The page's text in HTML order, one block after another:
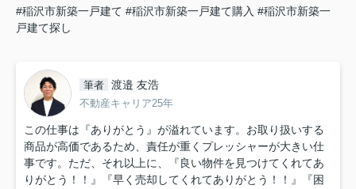
#稲沢市新築一戸建て #稲沢市新築一戸建て購入 #稲沢市新築一
戸建て探し
筆者 渡邉 友浩
不動産キャリア25年
この仕事は『ありがとう』が溢れています。お取り扱いする
商品が高価であるため、責任が重くプレッシャーが大きい仕
事です。ただ、それ以上に、『良い物件を見つけてくれてあ
りがとう！！』『早く売却してくれてありがとう！！』『困